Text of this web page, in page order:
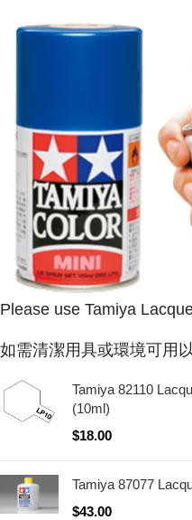
Please use Tamiya
如需清潔用具或環境可用
Tamiya 82110
(10ml)
$18.00
Tamiya 87077
$43.00